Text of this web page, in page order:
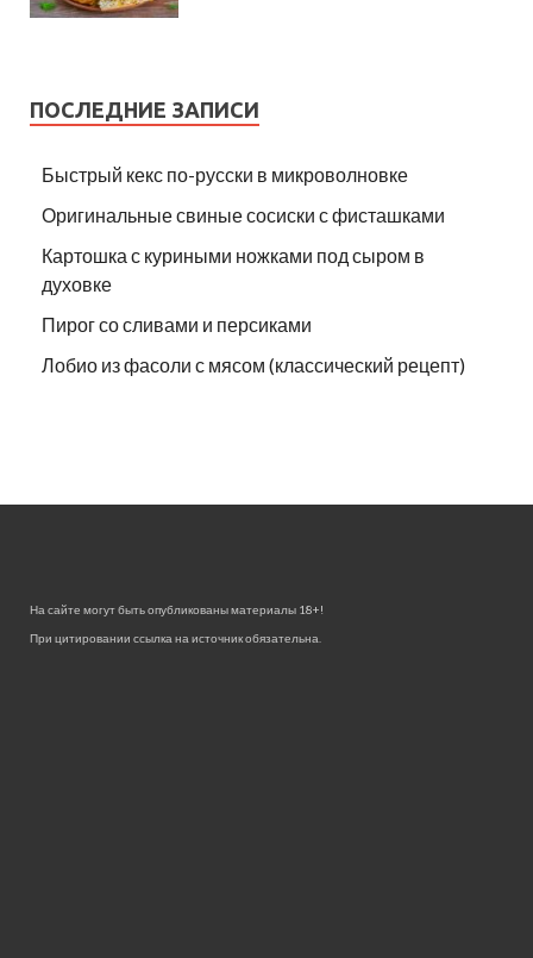
ПОСЛЕДНИЕ ЗАПИСИ
Быстрый кекс по-русски в микроволновке
Оригинальные свиные сосиски с фисташками
Картошка с куриными ножками под сыром в
духовке
Пирог со сливами и персиками
Лобио из фасоли с мясом (классический рецепт)
На сайте могут быть опубликованы материалы 18+!
При цитировании ссылка на источник обязательна.